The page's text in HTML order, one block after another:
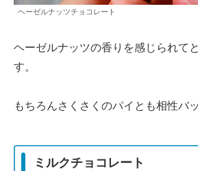
ヘーゼルナッツチョコレート
ヘーゼルナッツの香りを感じられて
す。
もちろんさくさくのパイとも相性バ
ミルクチョコレート